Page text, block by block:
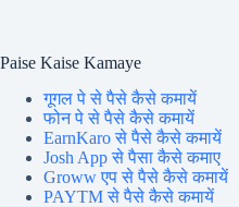
Paise Kaise Kamaye
गूगल पे से पैसे कैसे कमायें
फोन पे से पैसे कैसे कमायें
EarnKaro से पैसे कैसे कमायें
Josh App से पैसा कैसे कमाए
Groww एप से पैसे कैसे कमायें
PAYTM से पैसे कैसे कमायें